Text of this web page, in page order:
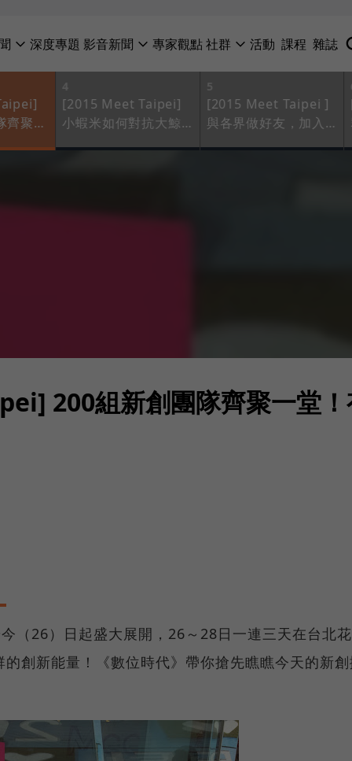
深度專題 影音新聞 專家觀點社群 活動 課程 雜誌
齊聚一
4
[2015 Meet Taipei]
小蝦米如何對抗大鯨
5
[2015 Meet Taipei ]
與各界做好友，加入
200組新創團隊齊聚一堂
（26）日起盛大展開，26～28日一連三天在台北
創新能量！《數位時代》帶你搶先瞧瞧今天的新